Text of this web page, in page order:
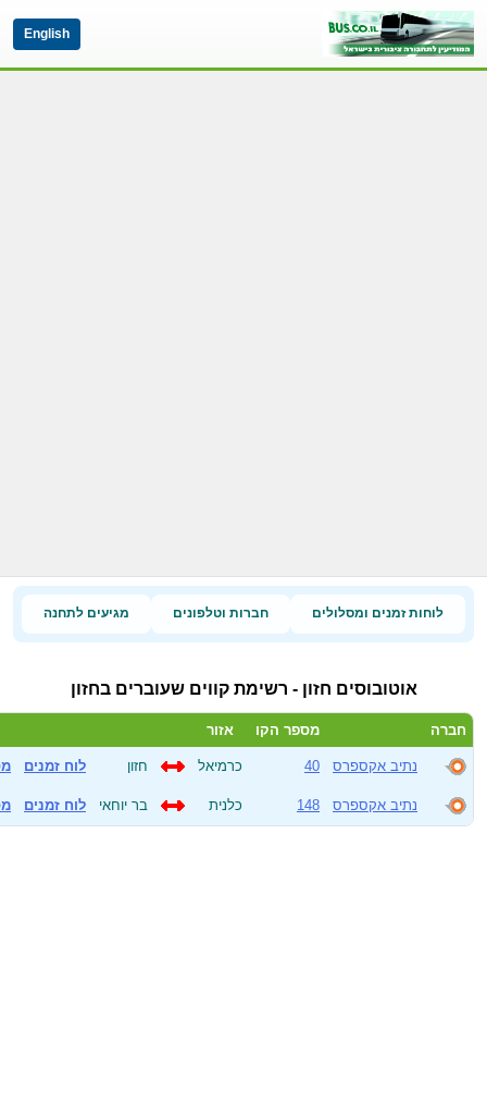
English
לוחות זמנים ומסלולים חברות וטלפונים מגיעים לתחנה
אוטובוסים חזון - רשימת קווים שעוברים בחזון
חברה מספר הקו אזור
נתיב אקספרס 40 כרמיאל חזון לוח זמנים
נתיב אקספרס 148 כלנית בר יוחאי לוח זמנים